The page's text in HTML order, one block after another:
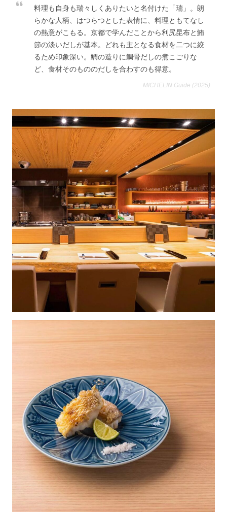
料理も自身も瑞々しくありたいと名付けた「瑞」。朗
らかな人柄、はつらつとした表情に、料理ともてなし
の熱意がこもる。京都で学んだことから利尻昆布と鮪
節の淡いだしが基本。どれも主となる食材を二つに絞
るため印象深い。鯛の造りに鯛骨だしの煮こごりな
ど、食材そのもののだしを合わすのも得意。
MICHELIN Guide (2025)